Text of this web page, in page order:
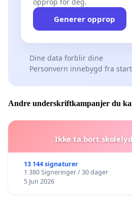
Generer opprop
Dine data forblir dine
Personvern innebygd fra start
Andre underskriftkampanjer du
Ikke ta bort
13 144 signaturer
1 380 Signeringer / 30 dager
5 Jun 2026